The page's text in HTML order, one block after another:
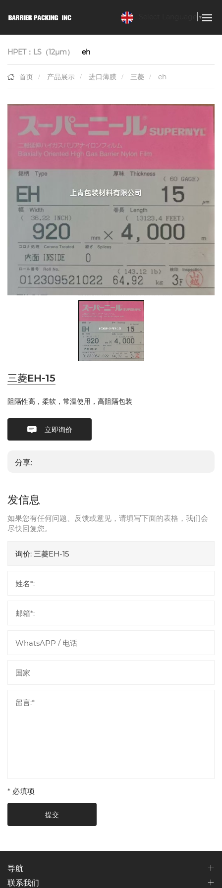
▼
HPET：LS（12μm） eh
首页 产品展示 进口薄膜 三菱 eh
三菱EH-15
阻隔性高，柔软，常温使用，高阻隔包装
立即询价
分享:
发信息
如果您有任何问题、反馈或意见，请填写下面的表格，我们会
尽快回复您。
* 必填项
提交
导航
联系我们